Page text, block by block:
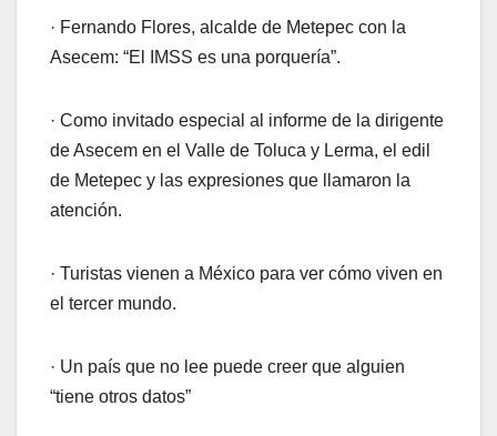
· Fernando Flores, alcalde de Metepec con la
Asecem: “El IMSS es una porquería”.
· Como invitado especial al informe de la dirigente
de Asecem en el Valle de Toluca y Lerma, el edil
de Metepec y las expresiones que llamaron la
atención.
· Turistas vienen a México para ver cómo viven en
el tercer mundo.
· Un país que no lee puede creer que alguien
“tiene otros datos”